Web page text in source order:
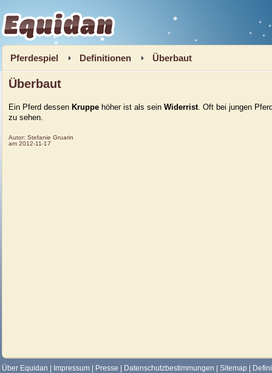
Equidan
Pferdespiel Definitionen Überbaut
Überbaut
Ein Pferd dessen Kruppe höher ist als sein Widerrist. Oft bei jungen
zu sehen.
Autor: Stefanie Gruarin
am 2012-11-17
Über Equidan Impressum Presse Datenschutzbestimmungen Sitemap